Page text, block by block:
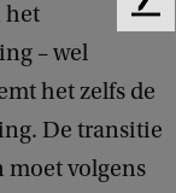
het
– wel
het zelfs de
De transitie
moet volgens
F
d
b
c